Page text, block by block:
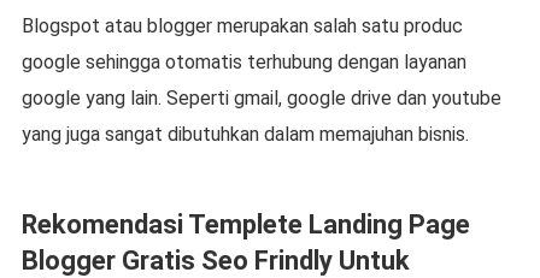
Blogspot atau blogger merupakan salah satu produc
google sehingga otomatis terhubung dengan layanan
google yang lain. Seperti gmail, google drive dan youtube
yang juga sangat dibutuhkan dalam memajuhan bisnis.
Rekomendasi Templete Landing Page
Blogger Gratis Seo Frindly Untuk